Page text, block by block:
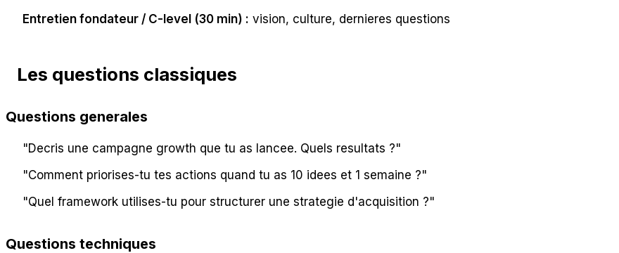
Entretien fondateur / C-level (30 min) : vision, culture, dernieres questions
Les questions classiques
Questions generales
"Decris une campagne growth que tu as lancee. Quels resultats ?"
"Comment priorises-tu tes actions quand tu as 10 idees et 1 semaine ?"
"Quel framework utilises-tu pour structurer une strategie d'acquisition ?"
Questions techniques